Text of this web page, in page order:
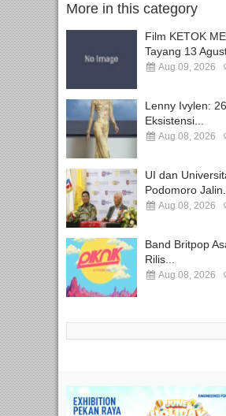
More in this category
Film KETOK
Tayang 13
Aug 09, 2026
Lenny Ivylen:
Eksistensi...
Aug 08, 2026
UI dan
Podomoro Jalin...
Aug 08, 2026
Band Britpop
Rilis...
Aug 08, 2026